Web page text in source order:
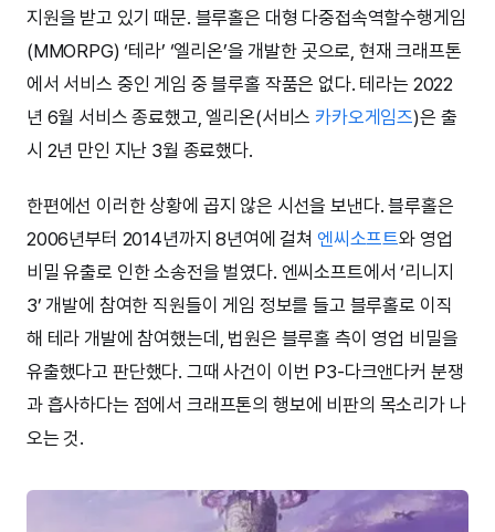
지원을 받고 있기 때문. 블루홀은 대형 다중접속역할수행게임
(MMORPG) ‘테라’ ‘엘리온’을 개발한 곳으로, 현재 크래프톤
에서 서비스 중인 게임 중 블루홀 작품은 없다. 테라는 2022
년 6월 서비스 종료했고, 엘리온(서비스 카카오게임즈)은 출
시 2년 만인 지난 3월 종료했다.
한편에선 이러한 상황에 곱지 않은 시선을 보낸다. 블루홀은
2006년부터 2014년까지 8년여에 걸쳐 엔씨소프트와 영업
비밀 유출로 인한 소송전을 벌였다. 엔씨소프트에서 ‘리니지
3’ 개발에 참여한 직원들이 게임 정보를 들고 블루홀로 이직
해 테라 개발에 참여했는데, 법원은 블루홀 측이 영업 비밀을
유출했다고 판단했다. 그때 사건이 이번 P3-다크앤다커 분쟁
과 흡사하다는 점에서 크래프톤의 행보에 비판의 목소리가 나
오는 것.